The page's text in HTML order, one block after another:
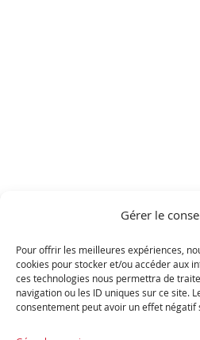
Gérer le
Pour offrir les meilleures expériences,
cookies pour stocker et/ou accéder aux
ces technologies nous permettra de
navigation ou les ID uniques sur ce site.
consentement peut avoir un effet